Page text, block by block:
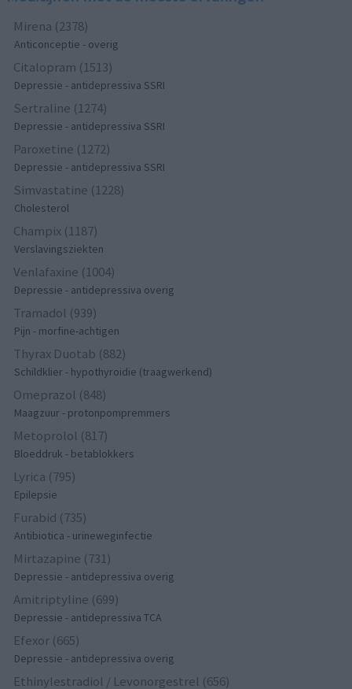
Mirena (2378)
Anticonceptie - overig
Citalopram (1513)
Depressie - antidepressiva SSRI
Sertraline (1274)
Depressie - antidepressiva SSRI
Paroxetine (1272)
Depressie - antidepressiva SSRI
Simvastatine (1228)
Cholesterol
Champix (1187)
Verslavingsziekten
Venlafaxine (1004)
Depressie - antidepressiva overig
Tramadol (939)
Pijn - morfine-achtigen
Thyrax Duotab (882)
Schildklier - hypothyroidie (traagwerkend)
Omeprazol (848)
Maagzuur - protonpompremmers
Metoprolol (817)
Bloeddruk - betablokkers
Lyrica (795)
Epilepsie
Furabid (735)
Antibiotica - urineweginfectie
Mirtazapine (731)
Depressie - antidepressiva overig
Amitriptyline (699)
Depressie - antidepressiva TCA
Efexor (665)
Depressie - antidepressiva overig
Ethinylestradiol / Levonorgestrel (656)